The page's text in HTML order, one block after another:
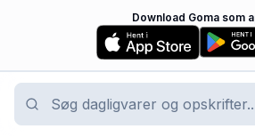
Download Goma som